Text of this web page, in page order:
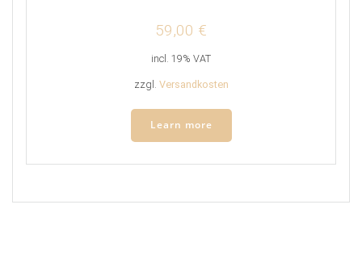
59,00 €
incl. 19% VAT
zzgl. Versandkosten
Learn more